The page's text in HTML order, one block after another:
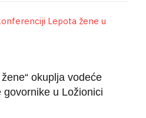
okuplja vodeće
u Ložionici